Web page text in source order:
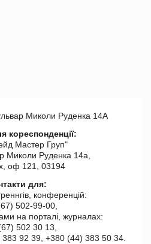
Миколи Руденка 14А
кореспонденції:
Мастер Груп"
Миколи Руденка 14а,
оф 121, 03194
для:
конференцій:
502-99-00,
на порталі, журналах:
502 30 13,
383 92 39, +380 (44) 383 50 34.